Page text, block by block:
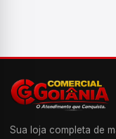
Sua loja completa de